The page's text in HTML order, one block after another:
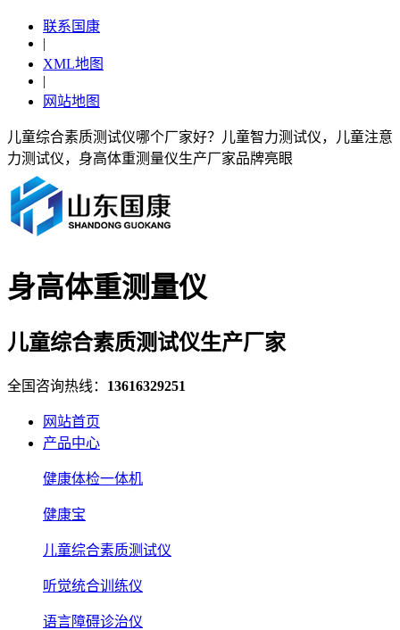
联系国康
|
XML地图
|
网站地图
儿童综合素质测试仪哪个厂家好？儿童智力测试仪，儿童注意
力测试仪，身高体重测量仪生产厂家品牌亮眼
身高体重测量仪
儿童综合素质测试仪生产厂家
全国咨询热线： 13616329251
网站首页
产品中心
健康体检一体机
健康宝
儿童综合素质测试仪
听觉统合训练仪
语言障碍诊治仪